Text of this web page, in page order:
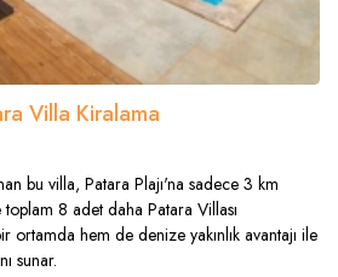
Villa Kiralama
bu villa, Patara Plajı'na sadece 3 km
8 adet daha Patara Villası
ortamda hem de denize yakınlık avantajı ile
sunar.